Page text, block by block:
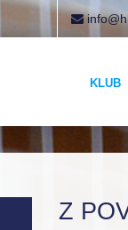
KLUB
Z